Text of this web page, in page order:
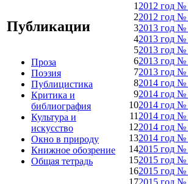
Публикации
Проза
Поэзия
Публицистика
Критика и
библиография
Культура и
искусство
Окно в природу
Книжное обозрение
Общая тетрадь
1 2012 год №
22012 год №
32013 год №
42013 год №
52013 год №
62013 год №
72013 год №
82014 год №
92014 год №
102014 год №
11 2014 год №
122014 год №
132014 год №
142015 год №
152015 год №
162015 год №
172015 год №